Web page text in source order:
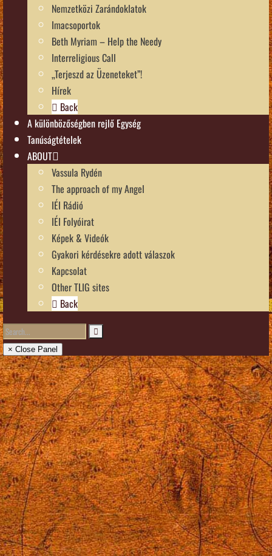
Nemzetközi Zarándoklatok
Imacsoportok
Beth Myriam – Help the Needy
Interreligious Call
„Terjeszd az Üzeneteket”!
Hírek
Back
A különbözőségben rejlő Egység
Tanúságtételek
ABOUT
Vassula Rydén
The approach of my Angel
IÉI Rádió
IÉI Folyóirat
Képek & Videók
Gyakori kérdésekre adott válaszok
Kapcsolat
Other TLIG sites
Back
× Close Panel